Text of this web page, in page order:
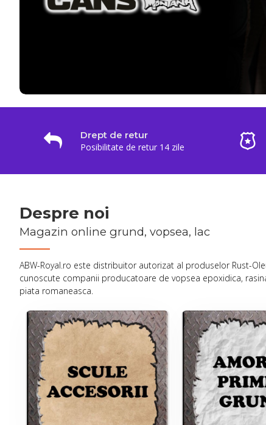
Drept de retur
Posibilitate de retur 14 zile
Despre noi
Magazin online grund, vopsea, lac
ABW-Royal.ro este distribuitor autorizat al produselor Rust-
cunoscute companii producatoare de vopsea epoxidica,
piata romaneasca.